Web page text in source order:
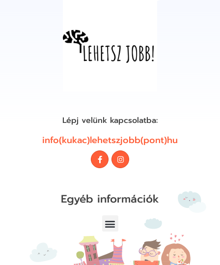
Lépj velünk kapcsolatba:
info(kukac)lehetszjobb(pont)hu
Egyéb információk